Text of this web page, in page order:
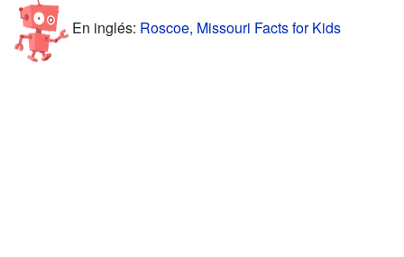
En inglés: Roscoe, Missouri Facts for Kids